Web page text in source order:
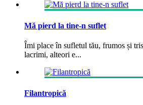
Mă pierd la tine-n suflet
Îmi place în sufletul tău, frumos și
lacrimi, alteori e...
Filantropică